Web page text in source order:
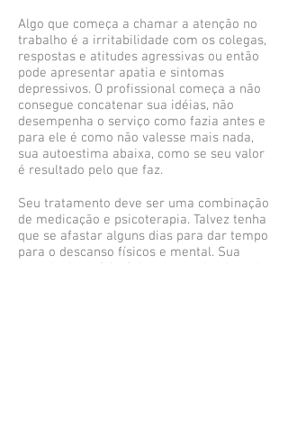
Algo que começa a chamar a atenção no
trabalho é a irritabilidade com os colegas,
respostas e atitudes agressivas ou então
pode apresentar apatia e sintomas
depressivos. O profissional começa a não
consegue concatenar sua idéias, não
desempenha o serviço como fazia antes e
para ele é como não valesse mais nada,
sua autoestima abaixa, como se seu valor
é resultado pelo que faz.
Seu tratamento deve ser uma combinação
de medicação e psicoterapia. Talvez tenha
que se afastar alguns dias para dar tempo
para o descanso físicos e mental. Sua
terapia deverá fazê-lo se conscientizar de